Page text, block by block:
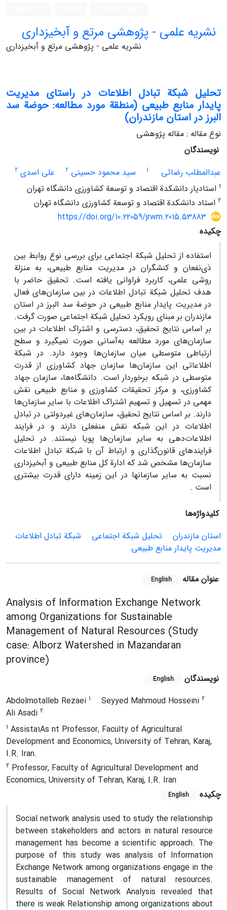
نشریه علمی - پژوهشی مرتع و آبخیزداری
نشریه علمی - پژوهشی مرتع و آبخیزداری
تحلیل شبکة تبادل اطلاعات در راستای مدیریت
پایدار منابع طبیعی (منطقة مورد مطالعه: حوضة سد
البرز در استان مازندران)
نوع مقاله : مقاله پژوهشی
نویسندگان
عبدالمطلب رضائی
1 سید محمود حسینی 2 علی اسدی 2
1 استادیار دانشکدة اقتصاد و توسعة کشاورزی دانشگاه تهران
2 استاد دانشکدة اقتصاد و توسعة کشاورزی دانشگاه تهران
https://doi.org/10.22059/jrwm.2015.53883
چکیده
استفاده از تحلیل شبکة اجتماعی برای بررسی نوع روابط بین
ذی‌نفعان و کنشگران در مدیریت منابع طبیعی، به منزلة
روشی علمی، کاربرد فراوانی یافته است. تحقیق حاضر با
هدف تحلیل شبکة تبادل اطلاعات در بین سازمان‌های فعال
در مدیریت پایدار منابع طبیعی در حوضة سد البرز در استان
مازندران بر مبنای رویکرد تحلیل شبکة اجتماعی صورت گرفت.
بر اساس نتایج تحقیق، دسترسی و اشتراک اطلاعات در بین
سازمان‌های مورد مطالعه به‌آسانی صورت نمی‏گیرد و سطح
ارتباطی متوسطی میان سازمان‌ها وجود دارد. در شبکة
اطلاعاتی این سازمان‌ها سازمان جهاد کشاورزی از قدرت
متوسطی در شبکه برخوردار است. دانشگاه‌ها، سازمان جهاد
کشاورزی، و مرکز تحقیقات کشاورزی و منابع طبیعی نقش
مهمی در تسهیل و تسهیم اشتراک اطلاعات با سایر سازمان‌ها
دارند. بر اساس نتایج تحقیق، سازمان‌های غیردولتی در تبادل
اطلاعات در این شبکه نقش منفعلی دارند و در فرایند
اطلاعات‌دهی به سایر سازمان‌ها پویا نیستند. در تحلیل
فرایندهای قانون‌گذاری و ارتباط آن با شبکة تبادل اطلاعات
سازمان‌ها مشخص شد که ادارة کل منابع طبیعی و آبخیزداری
نسبت به سایر سازمان‏ها در این زمینه دارای قدرت بیشتری
است .
کلیدواژه‌ها
استان مازندران
تحلیل شبکة اجتماعی
شبکة تبادل اطلاعات
مدیریت پایدار منابع طبیعی
عنوان مقاله English
Analysis of Information Exchange Network
among Organizations for Sustainable
Management of Natural Resources (Study
case: Alborz Watershed in Mazandaran
province)
نویسندگان English
Abdolmotalleb Rezaei 1 Seyyed Mahmoud Hosseini 2
Ali Asadi 2
1 Assista1As nt Professor, Faculty of Agricultural
Development and Economics, University of Tehran, Karaj,
I.R. Iran.
2 Professor, Faculty of Agricultural Development and
Economics, University of Tehran, Karaj, I.R. Iran
چکیده
English
Social network analysis used to study the relationship
between stakeholders and actors in natural resource
management has become a scientific approach. The
purpose of this study was analysis of Information
Exchange Network among organizations engage in the
sustainable management of natural resources.
Results of Social Network Analysis revealed that
there is weak Relationship among organizations about